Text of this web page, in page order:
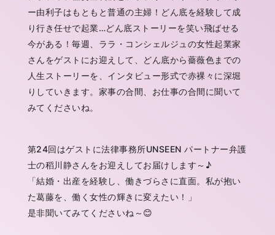
ー由利子はもともと普通の主婦！どん底を経験して成
り行き任せで起業…どん底ストーリーを笑い飛ばせる
今がある！毎週、ララ・コンシェルジュの女性起業家
さんをゲストにお迎えして、どん底から薔薇色までの
人生ストーリーを、インタビュー形式で赤裸々に深堀
りしていきます。家事の合間、お仕事の合間に聞いて
みてくださいね。
第24回はゲストに法律事務所UNSEEN パートナー弁護
士の稻川静さんをお迎えしてお届けします～♪
「結婚・出産を経験し、働きづらさに直面。私が抱い
た葛藤を、働く女性の輝きに変えたい！」
是非聞いてみてくださいね～😊